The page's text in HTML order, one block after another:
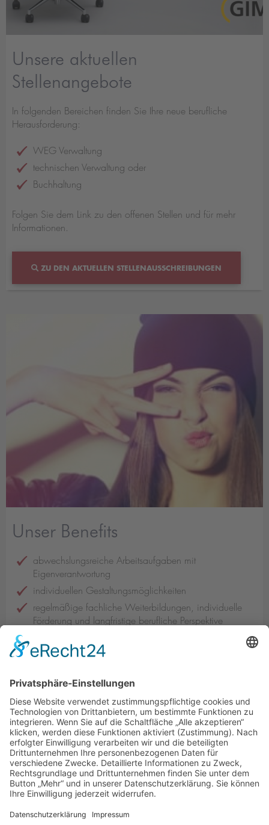
Unsere aktuellen
Stellenangebote
In folgenden Bereichen finden Sie Ihre neue berufliche
Herausforderung:
WEG Verwaltung
technischen Verwaltung oder
Buchhaltung
Folgen Sie dem Link zu den offenen Stellen und für mehr
Informationen.
ZU DEN AKTUELLEN STELLENAUSSCHREIBUNGEN
Unser Benefits
abwechslungsreiche Arbeitsaufgaben mit
Eigenverantwortung
individuellen Gestaltungsmöglichkeiten
regelmäßige fachliche Weiterbildungen, individuelle
Förderung und langfristige berufliche Perspektive
flexible Arbeitszeiten inkl. der Möglichkeit zum mobilen
Arbeiten
2 zusätzliche arbeitsfreie Tage am 24. und 31.
Dezember
Betriebliche Unfallversicherung
Kita-Zuschuss
betriebliche Altersvorsorge
gute Verkehrsanbindung und kostenfreie Parkplätze